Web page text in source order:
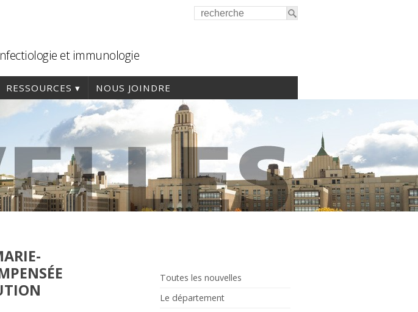
et immunologie
RESSOURCES NOUS JOINDRE
Toutes les nouvelles
Le département